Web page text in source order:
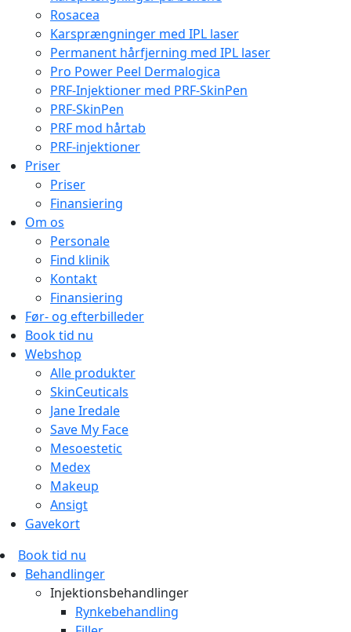
Rosacea
Karsprængninger med IPL laser
Permanent hårfjerning med IPL laser
Pro Power Peel Dermalogica
PRF-Injektioner med PRF-SkinPen
PRF-SkinPen
PRF mod hårtab
PRF-injektioner
Priser
Priser
Finansiering
Om os
Personale
Find klinik
Kontakt
Finansiering
Før- og efterbilleder
Book tid nu
Webshop
Alle produkter
SkinCeuticals
Jane Iredale
Save My Face
Mesoestetic
Medex
Makeup
Ansigt
Gavekort
Book tid nu
Behandlinger
Injektionsbehandlinger
Rynkebehandling